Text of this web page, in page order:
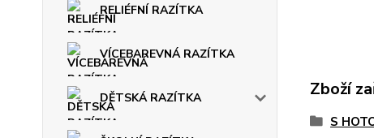
RELIÉFNÍ RAZÍTKA
VÍCEBAREVNÁ RAZÍTKA
DĚTSKÁ RAZÍTKA Zboží
S